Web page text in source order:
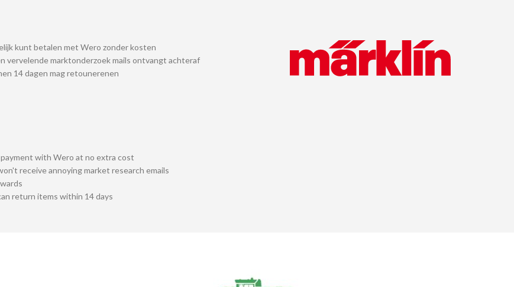
kunt betalen met Wero zonder kosten
vervelende marktonderzoek mails ontvangt achteraf
14 dagen mag retounerenen
payment with Wero at no extra cost
receive annoying market research emails
return items within 14 days